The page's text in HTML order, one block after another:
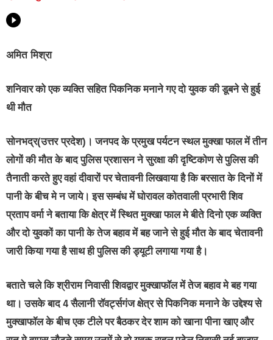
अमित मिश्रा
शनिवार को एक व्यक्ति सहित पिकनिक मनाने गए दो युवक की डूबने से हुई
थी मौत
सोनभद्र(उत्तर प्रदेश)। जनपद के प्रमुख पर्यटन स्थल मुक्खा फाल में तीन
लोगों की मौत के बाद पुलिस प्रशासन ने सुरक्षा की दृष्टिकोण से पुलिस की
तैनाती करते हुए वहां दीवारों पर चेतावनी लिखवाया है कि बरसात के दिनों में
पानी के बीच मे न जाये। इस सम्बंध में घोरावल कोतवाली प्रभारी शिव
प्रताप वर्मा ने बताया कि क्षेत्र में स्थित मुक्खा फाल मे बीते दिनो एक व्यक्ति
और दो युवकों का पानी के तेज बहाव में बह जाने से हुई मौत के बाद चेतावनी
जारी किया गया है साथ ही पुलिस की ड्यूटी लगाया गया है।
बताते चले कि श्रीराम निवासी शिवद्वार मुक्खाफॉल में तेज बहाव मे बह गया
था। उसके बाद 4 सैलानी रॉवर्ट्सगंज क्षेत्र से पिकनिक मनाने के उद्देश्य से
मुक्खाफॉल के बीच एक टीले पर बैठकर देर शाम को खाना पीना खाए और